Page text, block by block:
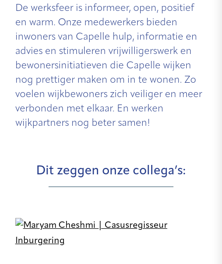
De werksfeer is informeer, open, positief
en warm. Onze medewerkers bieden
inwoners van Capelle hulp, informatie en
advies en stimuleren vrijwilligerswerk en
bewonersinitiatieven die Capelle wijken
nog prettiger maken om in te wonen. Zo
voelen wijkbewoners zich veiliger en meer
verbonden met elkaar. En werken
wijkpartners nog beter samen!
Dit zeggen onze collega’s: